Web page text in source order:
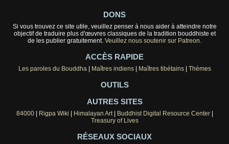
DONS
Si vous trouvez ce site utile, veuillez penser à nous aider à atteindre notre
objectif de traduire plus d'œuvres classiques de la tradition bouddhiste et
de les publier gratuitement. Veuillez nous soutenir sur Patreon.
ACCÈS RAPIDE
Les paroles du Bouddha | Maîtres indiens| Maîtres tibétains| Thèmes
OUTILS
AUTRES SITES
84000| Rigpa Wiki | Himalayan Art| Buddhist Digital Resource Center|
Treasury of Lives
RÉSEAUX SOCIAUX